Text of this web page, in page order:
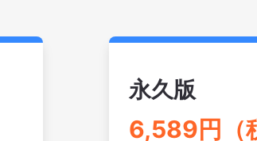
永久版
6,589円（